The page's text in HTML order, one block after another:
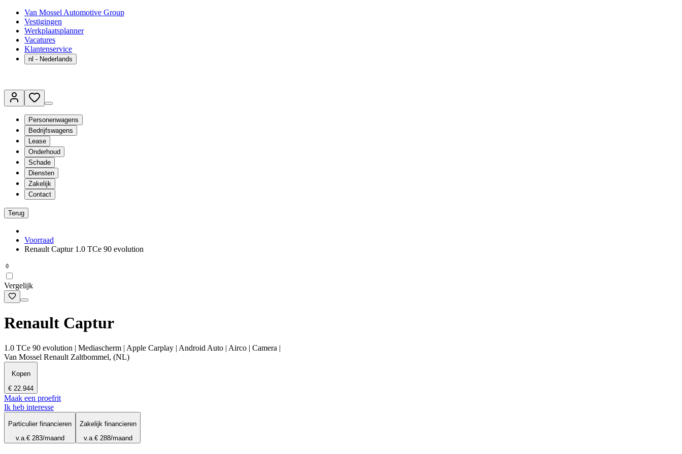
Van Mossel Automotive Group
Vestigingen
Werkplaatsplanner
Vacatures
Klantenservice
nl - Nederlands
Personenwagens
Bedrijfswagens
Lease
Onderhoud
Schade
Diensten
Zakelijk
Contact
Terug
Voorraad
Renault Captur 1.0 TCe 90 evolution
Vergelijk
Renault Captur
1.0 TCe 90 evolution | Mediascherm | Apple Carplay | Android Auto | Airco | Camera |
Van Mossel Renault Zaltbommel, (NL)
Kopen
€ 22.944
Maak een proefrit
Ik heb interesse
Particulier financieren
v.a.€ 283/maand
Zakelijk financieren
v.a.€ 288/maand